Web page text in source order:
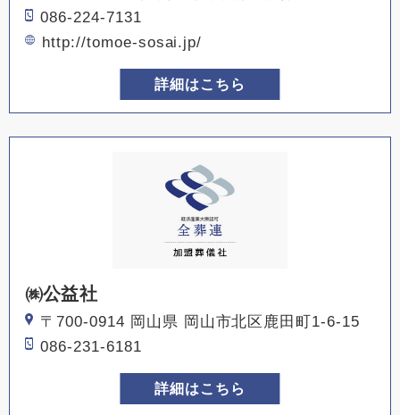
086-224-7131
http://tomoe-sosai.jp/
詳細はこちら
㈱公益社
〒700-0914 岡山県 岡山市北区鹿田町1-6-15
086-231-6181
詳細はこちら